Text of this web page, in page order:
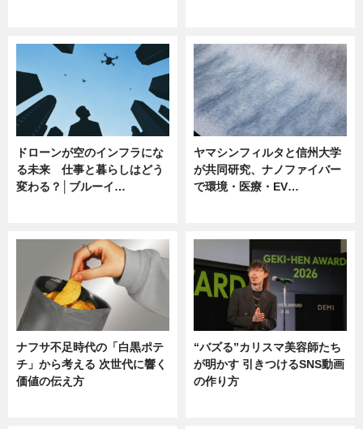
ドローンが空のインフラにな
る未来 仕事と暮らしはどう
変わる？│ブルーイ…
ヤマシンフィルタと信州大学
が共同研究、ナノファイバー
で環境・医療・EV…
ナフサ不足時代の「白黒ポテ
チ」から考える 次世代に響く
価値の伝え方
“バズる”カリスマ美容師たち
が明かす 引きつけるSNS動画
の作り方